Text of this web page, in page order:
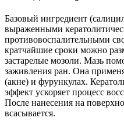
Базовый ингредиент
выраженными
противовоспалительными
кратчайшие сроки можно
застарелые мозоли. Мазь
заживления ран. Она
(акне) и фурункулах.
эффект ускоряет процесс
После нанесения на
всасывается.